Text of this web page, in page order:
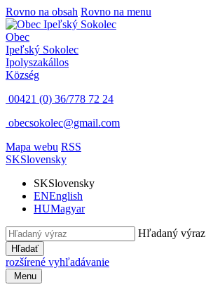
Rovno na obsah Rovno na menu
Obec
Ipeľský Sokolec
Ipolyszakállos
Község
00421 (0) 36/778 72 24
obecsokolec@gmail.com
Mapa webu RSS
SKSlovensky
SKSlovensky
ENEnglish
HUMagyar
Hľadaný výraz
Hľadať
rozšírené vyhľadávanie
Menu